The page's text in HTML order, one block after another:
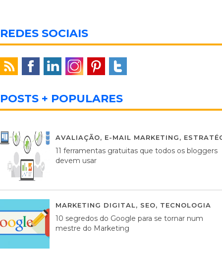
REDES SOCIAIS
POSTS + POPULARES
AVALIAÇÃO, E-MAIL MARKETING,
11 ferramentas gratuitas que todos os bloggers
devem usar
MARKETING DIGITAL, SEO, TECNOLOGIA
10 segredos do Google para se tornar num
mestre do Marketing